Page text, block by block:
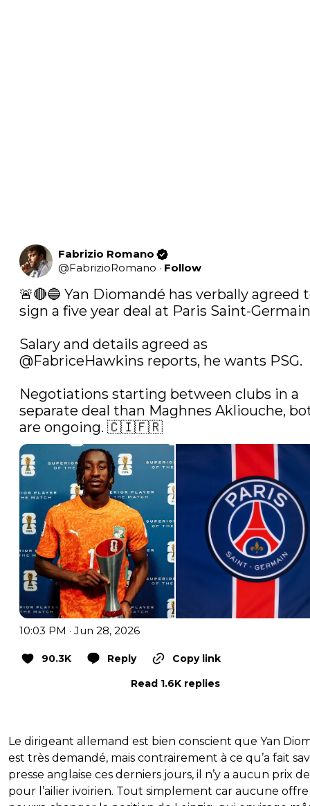
Fabrizio Romano
@FabrizioRomano · Follow
🚨🔴🔵 Yan Diomandé has verbally agreed
sign a five year deal at Paris Saint-
@FabriceHawkins reports, he wants PSG.
Negotiations starting between clubs in a
separate deal than Maghnes Akliouche,
are ongoing. 🇨🇮🇫🇷
10:03 PM · Jun 28, 2026
90.3K Reply
Copy link
Read 1.6K replies
Le dirigeant allemand est bien conscient que Yan
est très demandé, mais contrairement à ce qu’a fait
presse anglaise ces derniers jours, il n’y a aucun prix
pour l’ailier ivoirien. Tout simplement car aucune